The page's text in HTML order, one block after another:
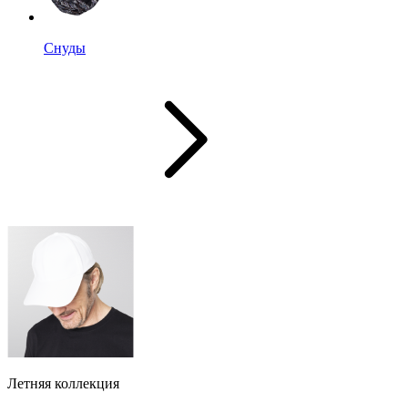
Снуды
Летняя коллекция